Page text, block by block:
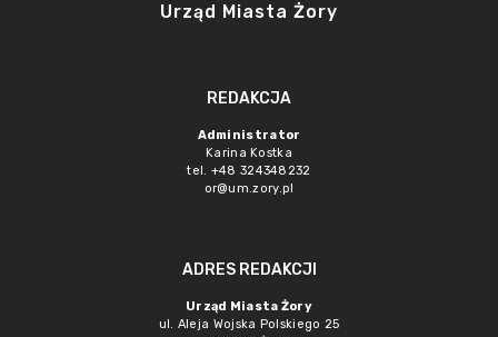
Urząd Miasta Żory
REDAKCJA
Administrator
Karina Kostka
tel. +48 324348232
or@um.zory.pl
ADRES REDAKCJI
Urząd Miasta Żory
ul. Aleja Wojska Polskiego 25